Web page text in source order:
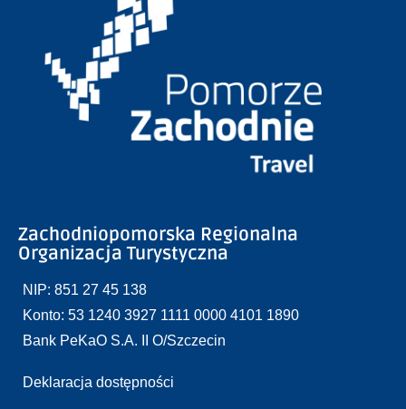
Zachodniopomorska Regionalna
Organizacja Turystyczna
NIP: 851 27 45 138
Konto: 53 1240 3927 1111 0000 4101 1890
Bank PeKaO S.A. II O/Szczecin
Deklaracja dostępności